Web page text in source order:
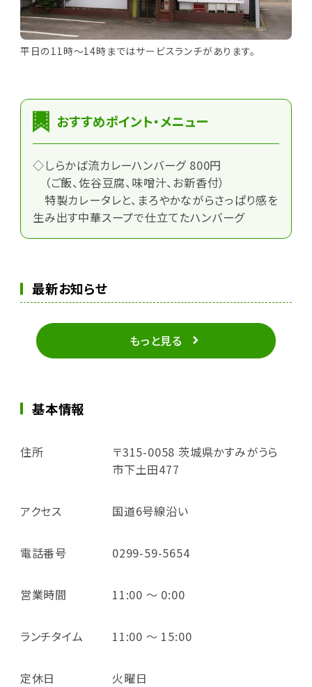
平日の11時～14時まではサービスランチがあります。
おすすめポイント・メニュー
◇しらかば流カレーハンバーグ 800円
（ご飯、佐谷豆腐、味噌汁、お新香付）
特製カレータレと、まろやかながらさっぱり感を
生み出す中華スープで仕立てたハンバーグ
最新お知らせ
もっと見る
基本情報
住所
〒315-0058 茨城県かすみがうら
市下土田477
アクセス 国道6号線沿い
電話番号 0299-59-5654
営業時間 11:00 ～ 0:00
ランチタイム 11:00 ～ 15:00
定休日 火曜日